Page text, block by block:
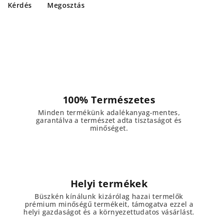
Kérdés Megosztás
100% Természetes
Minden termékünk adalékanyag-mentes,
garantálva a természet adta tisztaságot és
minőséget.
Helyi termékek
Büszkén kínálunk kizárólag hazai termelők
prémium minőségű termékeit, támogatva ezzel a
helyi gazdaságot és a környezettudatos vásárlást.